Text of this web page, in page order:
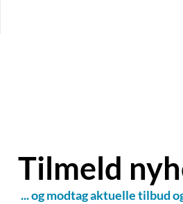
Tilmeld
... og modtag aktuelle tilbud